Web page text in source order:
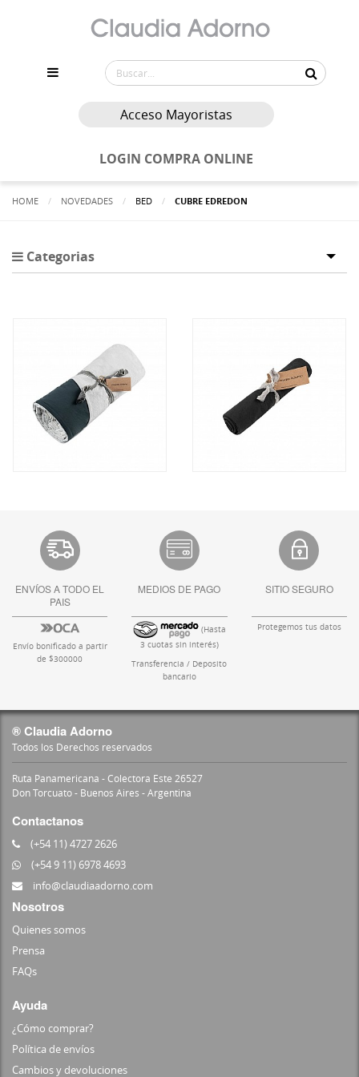
Acceso Mayoristas
LOGIN COMPRA ONLINE
HOME NOVEDADES BED ACTUALMENTE:
CUBRE EDREDON
Categorias
ENVÍOS A TODO EL
PAIS
Envío bonificado a partir
de $300000
MEDIOS DE PAGO
(Hasta
3 cuotas sin interés)
Transferencia / Deposito
bancario
SITIO SEGURO
Protegemos tus datos
® Claudia Adorno
Todos los Derechos reservados
Ruta Panamericana - Colectora Este 26527
Don Torcuato - Buenos Aires - Argentina
Contactanos
(+54 11) 4727 2626
(+54 9 11) 6978 4693
info@claudiaadorno.com
Nosotros
Quienes somos
Prensa
FAQs
Ayuda
¿Cómo comprar?
Política de envíos
Cambios y devoluciones